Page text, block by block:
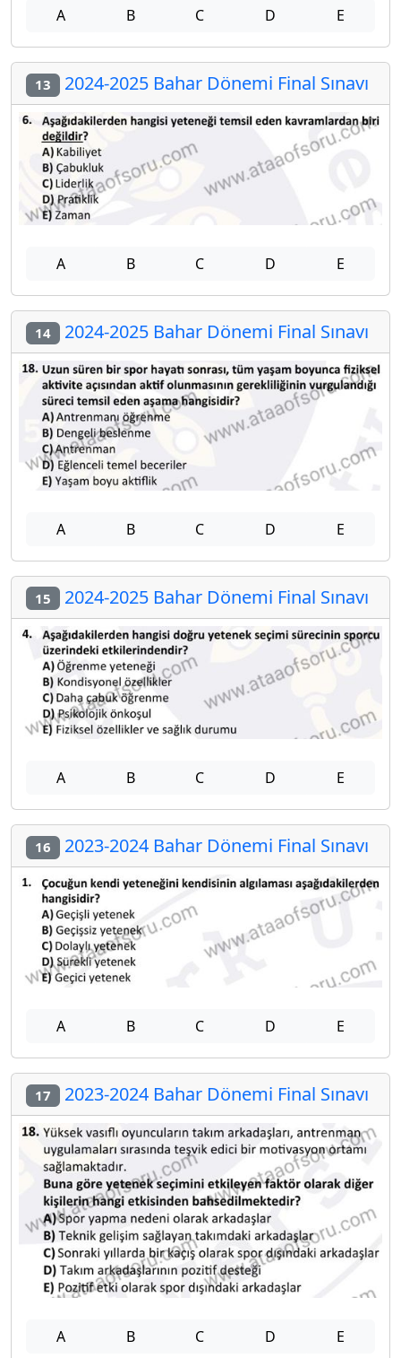
A B C D E
13 2024-2025 Bahar Dönemi Final Sınavı
A B C D E
14 2024-2025 Bahar Dönemi Final Sınavı
A B C D E
15 2024-2025 Bahar Dönemi Final Sınavı
A B C D E
16 2023-2024 Bahar Dönemi Final Sınavı
A B C D E
17 2023-2024 Bahar Dönemi Final Sınavı
A B C D E